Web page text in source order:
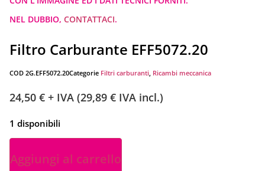
NEL DUBBIO, CONTATTACI.
Filtro Carburante EFF5072.20
COD 2G.EFF5072.20Categorie Filtri carburanti, Ricambi meccanica
24,50 € + IVA (29,89 € IVA incl.)
1 disponibili
Aggiungi al carrello